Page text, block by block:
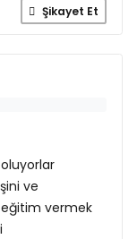
Şikayet Et
ve
eğitim vermek